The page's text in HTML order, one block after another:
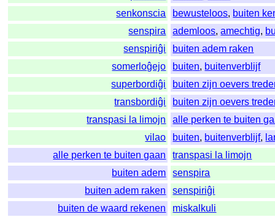
senkonscia
bewusteloos, buiten
senspira
ademloos,amechtig,
senspiriĝi
buiten adem raken
somerloĝejo
buiten, buitenverblijf
superbordiĝi
buiten zijn oevers
transbordiĝi
buiten zijn oevers
transpasi la limojn
alle perken te buiten
vilao
buiten, buitenverblijf,
alle perken te buiten gaan
transpasi la limojn
buiten adem
senspira
buiten adem raken
senspiriĝi
buiten de waard rekenen
miskalkuli